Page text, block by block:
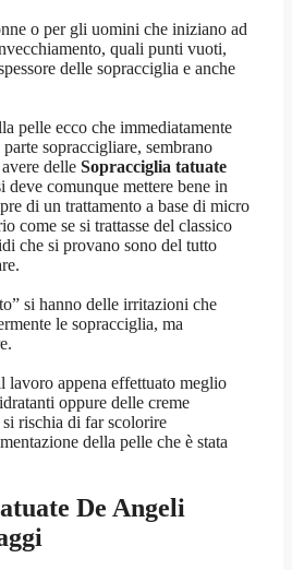
o per gli uomini che iniziano ad
quali punti vuoti,
delle sopracciglia e anche
pelle ecco che immediatamente
sopraccigliare, sembrano
delle Sopracciglia tatuate
deve comunque mettere bene in
di un trattamento a base di micro
come se si trattasse del classico
che si provano sono del tutto
si hanno delle irritazioni che
le sopracciglia, ma
lavoro appena effettuato meglio
oppure delle creme
rischia di far scolorire
della pelle che è stata
De Angeli